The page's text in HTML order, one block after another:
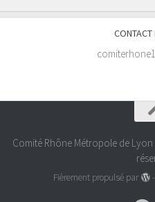
CONTACT
Comité Rhône Métropole de
Fièrement propulsé par -